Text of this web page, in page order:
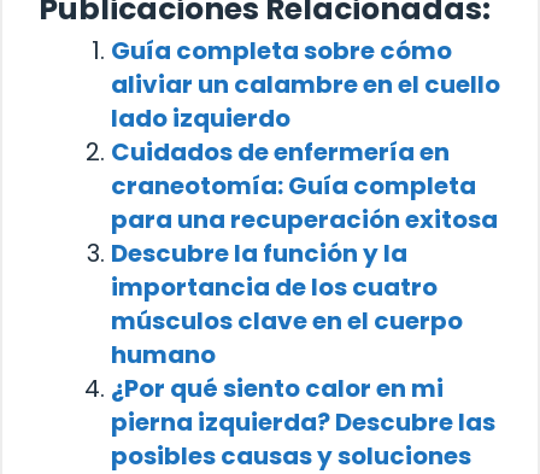
Publicaciones Relacionadas:
Guía completa sobre cómo
aliviar un calambre en el cuello
lado izquierdo
Cuidados de enfermería en
craneotomía: Guía completa
para una recuperación exitosa
Descubre la función y la
importancia de los cuatro
músculos clave en el cuerpo
humano
¿Por qué siento calor en mi
pierna izquierda? Descubre las
posibles causas y soluciones